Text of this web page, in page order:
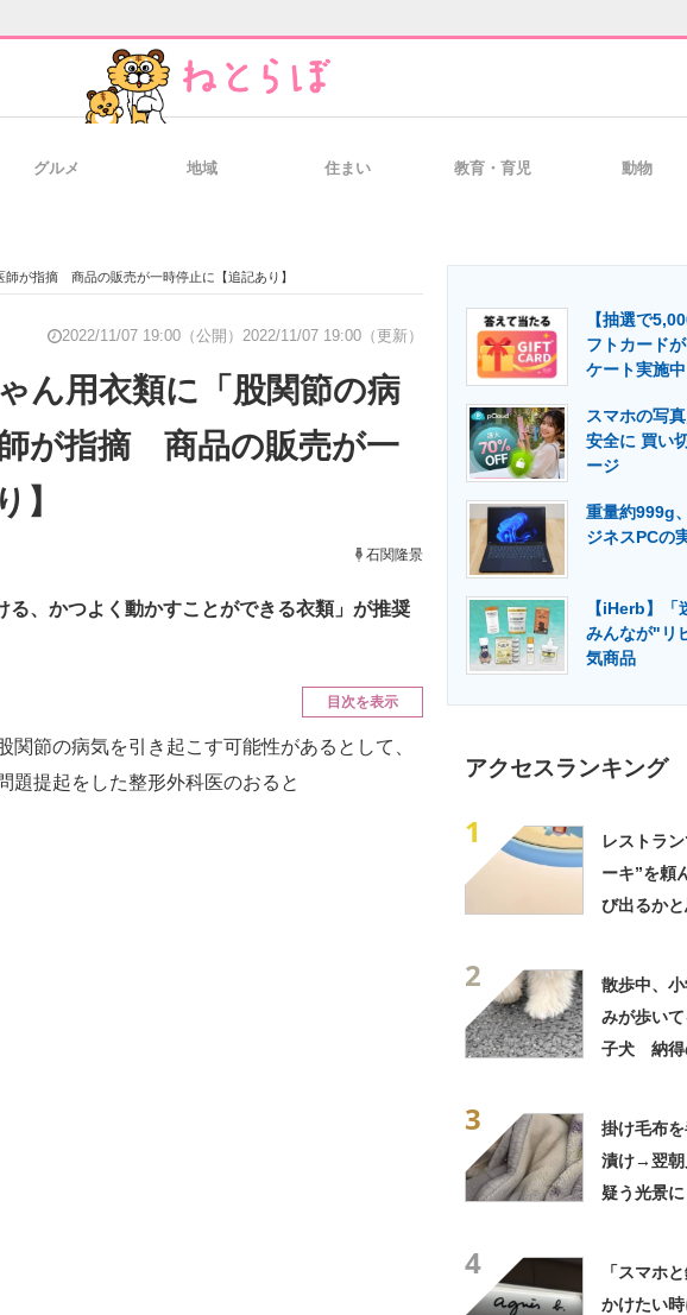
経営リーダーのコミュニティ マーケ
イト IT製品の技術・比較・事例 製造業のIT導入・活用を支援
エネルギーの専門メディア 建設×テ
グルメ 地域 住まい 教育・育児 動物
が指摘 商品の販売が一時停止に【追記あり】
2022/11/07 19:00（公開） 2022/11/07 19:00（更新）
ん用衣類に「股関節の病
が指摘 商品の販売が一
】
石関隆景
る、かつよく動かすことができる衣類」が推奨
目次を表示
節の病気を引き起こす可能性があるとして、
題提起をした整形外科医のおると
【抽選で
フトカード
ケート実施中
スマホの写
安全に 買い
ージ
重量約999g
ジネスPCの
【iHerb】「
みんなが"リ
気商品
アクセスランキング
1
レストラ
ーキ”を
び出るか
2
散歩中、
みが歩い
子犬 納得
3
掛け毛布
漬け→翌
疑う光景
4
「スマホ
かけたい